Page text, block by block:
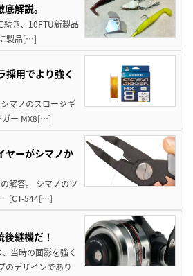
解説。
き、10FTU新製品
製品[…]
採用でより強く
マノのスロージギ
ガー MX8[…]
ヤーがシマノか
解答。 シマノのツ
[CT-544[…]
継機だ！
当時の面影を強く
のデザインであり